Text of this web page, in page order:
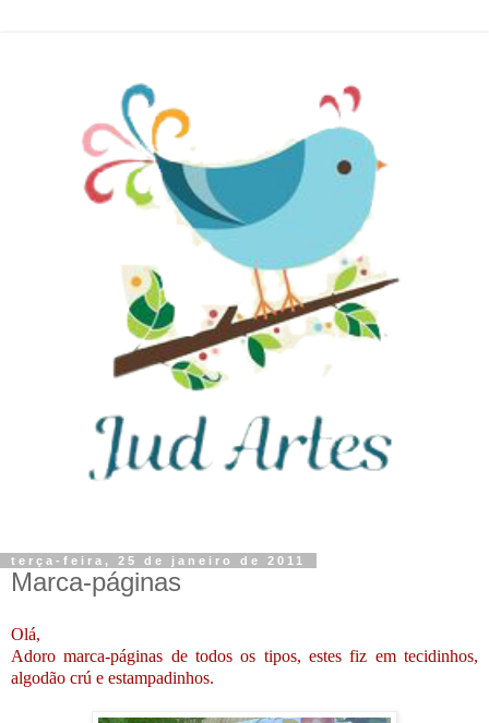
terça-feira, 25 de janeiro de 2011
Marca-páginas
Olá,
Adoro marca-páginas de todos os tipos, estes fiz em tecidinhos,
algodão crú e estampadinhos.